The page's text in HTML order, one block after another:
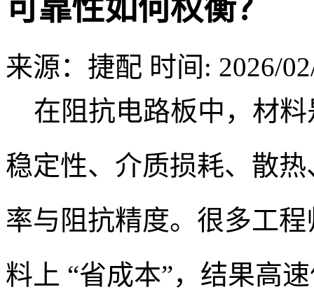
可靠性如何权衡？
来源：捷配 时间: 2026/
在阻抗电路板中，材料
稳定性、介质损耗、散
率与阻抗精度。很多工
料上 “省成本”，结果高